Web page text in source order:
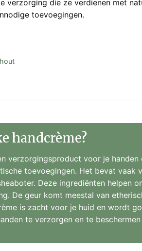
verzorging die ze verdienen met
toevoegingen.
handcrème?
verzorgingsproduct voor je
toevoegingen. Het bevat vaak
Deze ingrediënten helpen
De geur komt meestal van
is zacht voor je huid en wordt
te verzorgen en te